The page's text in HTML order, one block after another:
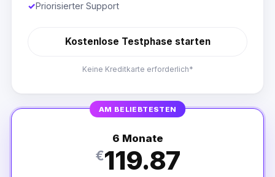
✓Priorisierter Support
Kostenlose Testphase starten
Keine Kreditkarte erforderlich*
AM BELIEBTESTEN
6 Monate
€119.87